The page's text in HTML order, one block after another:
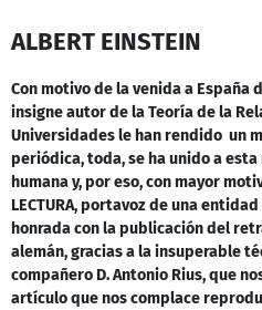
ALBERT EINSTEIN
Con motivo de la venida a España
insigne autor de la Teoría de la
Universidades le han rendido un
periódica, toda, se ha unido a
humana y, por eso, con mayor
LECTURA, portavoz de una
honrada con la publicación del
alemán, gracias a la insuperable
compañero D. Antonio Rius, que
artículo que nos complace